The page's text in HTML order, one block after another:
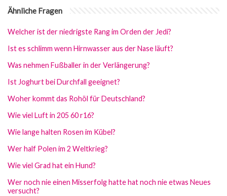
Ähnliche Fragen
Welcher ist der niedrigste Rang im Orden der Jedi?
Ist es schlimm wenn Hirnwasser aus der Nase läuft?
Was nehmen Fußballer in der Verlängerung?
Ist Joghurt bei Durchfall geeignet?
Woher kommt das Rohöl für Deutschland?
Wie viel Luft in 205 60 r16?
Wie lange halten Rosen im Kübel?
Wer half Polen im 2 Weltkrieg?
Wie viel Grad hat ein Hund?
Wer noch nie einen Misserfolg hatte hat noch nie etwas Neues
versucht?